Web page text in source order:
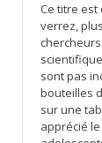
Ce titre est
verrez,
sont pas
bouteilles
sur une
apprécié